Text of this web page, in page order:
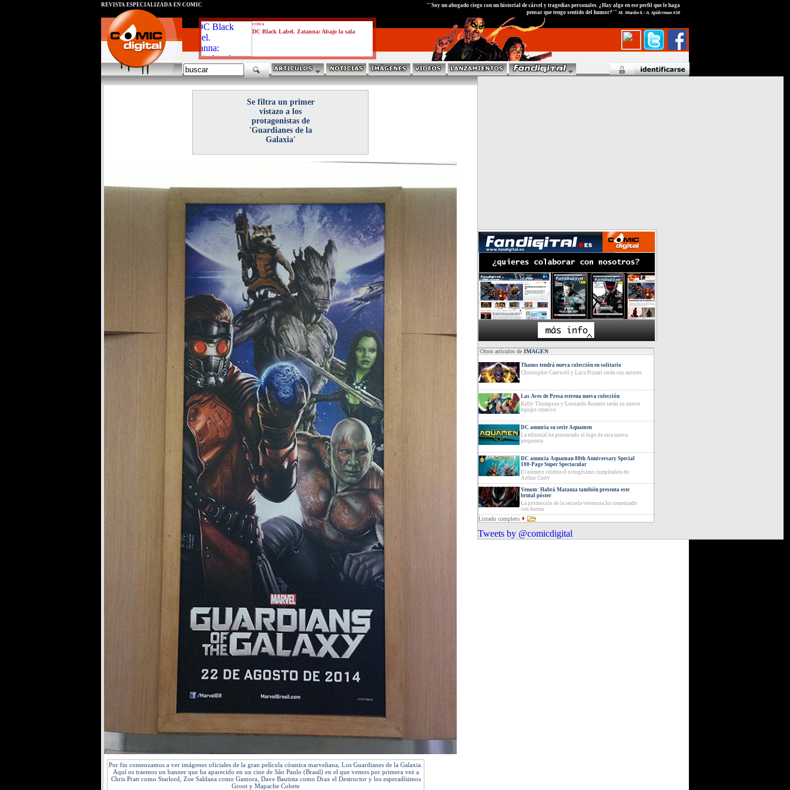
critica
DC Black Label. Zatanna: Abajo la sala
REVISTA ESPECIALIZADA EN CÓMIC
"'Soy un abogado ciego con un historial de cárcel y tragedias personales. ¿Hay algo en ese perfil que le haga
pensar que tengo sentido del humor?'" M. Murdock / A. Spiderman #38
Se filtra un primer
vistazo a los
protagonistas de
'Guardianes de la
Galaxia'
Por fin comenzamos a ver imágenes oficiales de la gran película cósmica marveliana, Los Guardianes de la Galaxia.
Aquí os traemos un banner que ha aparecido en un cine de São Paulo (Brasil) en el que vemos por primera vez a
Chris Pratt como Starlord, Zoe Saldana como Gamora, Dave Bautista como Drax el Destructor y los esperadísimos
Groot y Mapache Cohete
·Otros artículos deIMAGEN
Thanos tendrá nueva colección en solitario
Christopher Cantwell y Luca Pizzari serán sus autores
Las Aves de Presa estrena nueva colección
Kelly Thompson y Leonardo Romero serán su nuevo
equipo creativo
DC anuncia su serie Aquamen
La editorial ha presentado el logo de esta nueva
propuesta
DC anuncia Aquaman 80th Anniversary Special
100-Page Super Spectacular
El número celebra el octogésimo cumpleaños de
Arthur Curry
Venom: Habrá Matanza también presenta este
brutal póster
La promoción de la secuela venenosa ha comenzado
con fuerza
Listado completo
Tweets by @comicdigital